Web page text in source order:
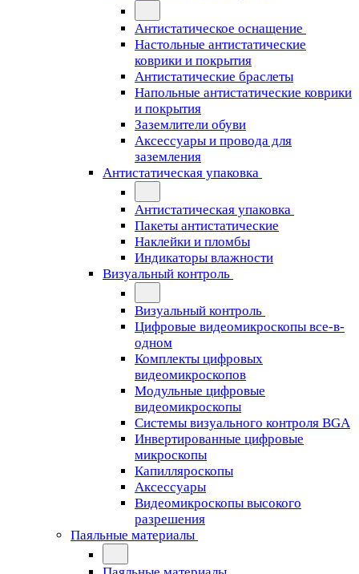
Антистатическое оснащение
Настольные антистатические
коврики и покрытия
Антистатические браслеты
Напольные антистатические коврики
и покрытия
Заземлители обуви
Аксессуары и провода для
заземления
Антистатическая упаковка
Антистатическая упаковка
Пакеты антистатические
Наклейки и пломбы
Индикаторы влажности
Визуальный контроль
Визуальный контроль
Цифровые видеомикроскопы все-в-
одном
Комплекты цифровых
видеомикроскопов
Модульные цифровые
видеомикроскопы
Cистемы визуального контроля BGA
Инвертированные цифровые
микроскопы
Капилляроскопы
Аксессуары
Видеомикроскопы высокого
разрешения
Паяльные материалы